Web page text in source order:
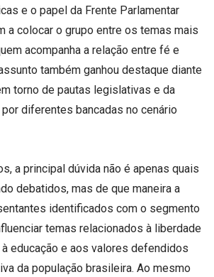
e o papel da Frente Parlamentar
a colocar o grupo entre os temas mais
acompanha a relação entre fé e
também ganhou destaque diante
torno de pautas legislativas e da
diferentes bancadas no cenário
a principal dúvida não é apenas quais
debatidos, mas de que maneira a
identificados com o segmento
temas relacionados à liberdade
educação e aos valores defendidos
da população brasileira. Ao mesmo